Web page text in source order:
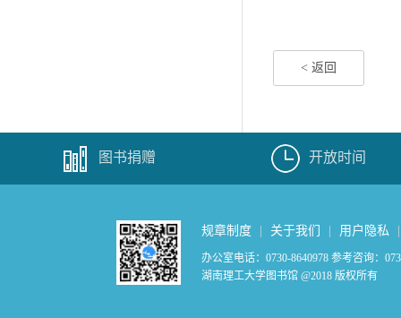
< 返回
图书捐赠 开放时间
规章制度 关于我们 用户隐私
办公室电话：0730-8640978 参考咨询：
湖南理工大学图书馆 @2018 版权所有